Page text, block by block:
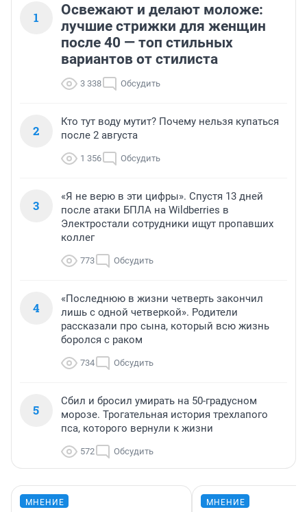
1
Освежают и делают моложе:
лучшие стрижки для женщин
после 40 — топ стильных
вариантов от стилиста
3 338 Обсудить
2
Кто тут воду мутит? Почему нельзя купаться
после 2 августа
1 356 Обсудить
3
«Я не верю в эти цифры». Спустя 13 дней
после атаки БПЛА на Wildberries в
Электростали сотрудники ищут пропавших
коллег
773 Обсудить
4
«Последнюю в жизни четверть закончил
лишь с одной четверкой». Родители
рассказали про сына, который всю жизнь
боролся с раком
734 Обсудить
5
Сбил и бросил умирать на 50-градусном
морозе. Трогательная история трехлапого
пса, которого вернули к жизни
572 Обсудить
МНЕНИЕ МНЕНИЕ